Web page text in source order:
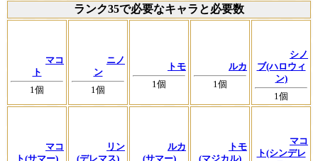
ランク35で必要なキャラと必要数
マコ
ト
1個
ニノ
ン
1個
トモ
1個
ルカ
1個
シノ
ブ(ハロウィ
ン)
1個
マコ
ト(サマー)
リン
(デレマス)
ルカ
(サマー)
トモ
(マジカル)
マコ
ト(シンデレ